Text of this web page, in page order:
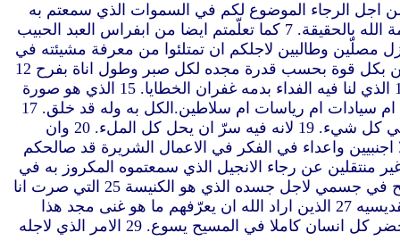
الله وابا ربنا يسوع المسيح كل حين مصلّين لاجلكم 4 اذ سمعنا ايمانكم بالمسيح يسوع ومحبتكم لجميع القديسين 5 من اجل الرجاء الموضوع لكم في السموات الذي سمعتم به
قبلا في كلمة حق الانجيل 6 الذي قد حضر اليكم كما في كل العالم ايضا وهو مثمر كما فيكم ايضا منذ يوم سمعتم وعرفتم نعمة الله بالحقيقة. 7 كما تعلّمتم ايضا من ابفراس العبد الحبيب
9 من اجل ذلك نحن ايضا منذ يوم سمعنا لم نزل مصلّين وطالبين لاجلكم ان تمتلئوا من معرفة مشيئته في
كل حكمة وفهم روحي 10 لتسلكوا كما يحق للرب في كل رضى مثمرين في كل عمل صالح ونامين في معرفة الله 11 متقوين بكل قوة بحسب قدرة مجده لكل صبر وطول اناة بفرح 12
شاكرين الآب الذي اهّلنا لشركة ميراث القديسين في النور 13 الذي انقذنا من سلطان الظلمة ونقلنا الى ملكوت ابن محبته 14 الذي لنا فيه الفداء بدمه غفران الخطايا. 15 الذي هو صورة
الله غير المنظور بكر كل خليقة. 16 فانه فيه خلق الكل ما في السموات وما على الارض ما يرى وما لا يرى سواء كان عروشا ام سيادات ام رياسات ام سلاطين.الكل به وله قد خلق. 17
الذي هو قبل كل شيء وفيه يقوم الكل 18 وهو راس الجسد الكنيسة.الذي هو البداءة بكر من الاموات لكي يكون هو متقدما في كل شيء. 19 لانه فيه سرّ ان يحل كل الملء. 20 وان
سواء كان ما على الارض ام ما في السموات. 21 وانتم الذين كنتم قبلا اجنبيين واعداء في الفكر في الاعمال الشريرة قد صالحكم
ان ثبتم على الايمان متأسسين وراسخين وغير منتقلين عن رجاء الانجيل الذي سمعتموه المكروز به في
كل الخليقة التي تحت السماء الذي صرت انا بولس خادما له 24 الذي الآن افرح في آلامي لاجلكم واكمل نقائص شدائد المسيح في جسمي لاجل جسده الذي هو الكنيسة 25 التي صرت انا
خادما لها حسب تدبير الله المعطى لي لاجلكم لتتميم كلمة الله 26 السر المكتوم منذ الدهور ومنذ الاجيال لكنه الآن قد أظهر لقديسيه 27 الذين اراد الله ان يعرّفهم ما هو غنى مجد هذا
السر في الامم الذي هو المسيح فيكم رجاء المجد 28 الذي ننادي به منذرين كل انسان ومعلمين كل انسان بكل حكمة لكي نحضر كل انسان كاملا في المسيح يسوع. 29 الامر الذي لاجله